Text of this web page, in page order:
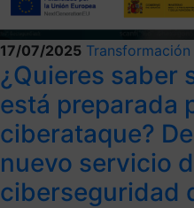
17/07/2025
¿Quieres saber
está preparada
ciberataque?
nuevo servicio
ciberseguridad